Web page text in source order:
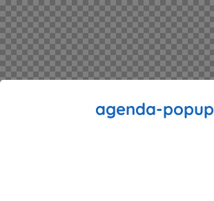
agenda-popup